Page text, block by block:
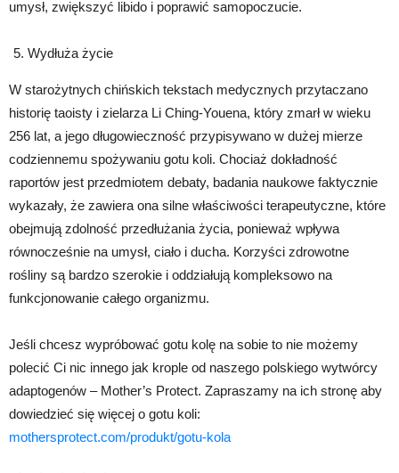
umysł, zwiększyć libido i poprawić samopoczucie.
Wydłuża życie
W starożytnych chińskich tekstach medycznych przytaczano
historię taoisty i zielarza Li Ching-Youena, który zmarł w wieku
256 lat, a jego długowieczność przypisywano w dużej mierze
codziennemu spożywaniu gotu koli. Chociaż dokładność
raportów jest przedmiotem debaty, badania naukowe faktycznie
wykazały, że zawiera ona silne właściwości terapeutyczne, które
obejmują zdolność przedłużania życia, ponieważ wpływa
równocześnie na umysł, ciało i ducha. Korzyści zdrowotne
rośliny są bardzo szerokie i oddziałują kompleksowo na
funkcjonowanie całego organizmu.
Jeśli chcesz wypróbować gotu kolę na sobie to nie możemy
polecić Ci nic innego jak krople od naszego polskiego wytwórcy
adaptogenów – Mother’s Protect. Zapraszamy na ich stronę aby
dowiedzieć się więcej o gotu koli:
mothersprotect.com/produkt/gotu-kola